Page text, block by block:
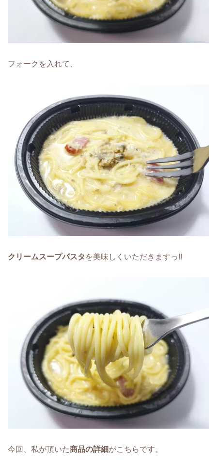
フォークを入れて、
クリームスープパスタ を美味しくいただきますっ!!
今回、私が頂いた商品の詳細がこちらです。